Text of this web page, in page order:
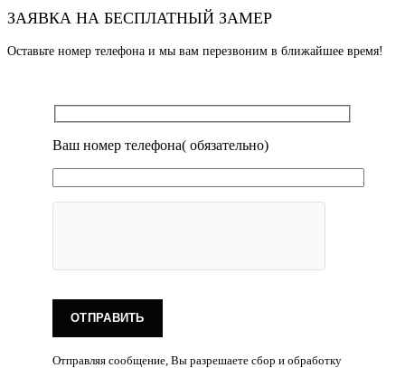
ЗАЯВКА НА БЕСПЛАТНЫЙ ЗАМЕР
Оставьте номер телефона и мы вам перезвоним в ближайшее время!
Ваш номер телефона( обязательно)
Отправляя сообщение, Вы разрешаете сбор и обработку